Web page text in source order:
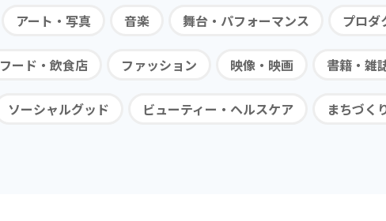
アート・写真 音楽 舞台・パフォーマンス プロダ
フード・飲食店 ファッション 映像・映画 書籍・雑
ソーシャルグッド ビューティー・ヘルスケア まちづく